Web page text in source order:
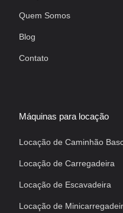
Quem Somos
Blog
Contato
Máquinas para locação
Locação de Caminhão
Locação de Carregadeira
Locação de Escavadeira
Locação de